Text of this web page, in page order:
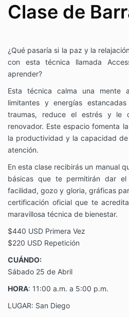
Clase de
¿Qué pasaría si la paz y la
con esta técnica llamada
aprender?
Esta técnica calma una mente
limitantes y energías
traumas, reduce el estrés y le
renovador. Este espacio fomenta
la productividad y la capacidad
atención.
En esta clase recibirás un manual
básicas que te permitirán dar
facilidad, gozo y gloria, gráficas
certificación oficial que te
maravillosa técnica de bienestar.
$440 USD Primera Vez
$220 USD Repetición
CUÁNDO:
Sábado 25 de Abril
HORA: 11:00 a.m. a 5:00 p.m.
LUGAR: San Diego